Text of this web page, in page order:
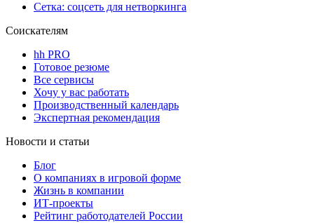
Сетка: соцсеть для нетворкинга
Соискателям
hh PRO
Готовое резюме
Все сервисы
Хочу у вас работать
Производственный календарь
Экспертная рекомендация
Новости и статьи
Блог
О компаниях в игровой форме
Жизнь в компании
ИТ-проекты
Рейтинг работодателей России